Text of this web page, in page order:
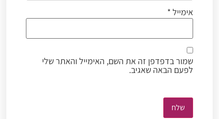
אימייל*
שמור בדפדפן זה את השם, האימייל והאתר שלי
לפעם הבאה שאגיב.